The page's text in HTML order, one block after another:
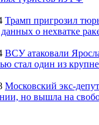
Трамп пригрозил
о нехватке
ВСУ атаковали
стал один из
Московский экс-
но вышла на